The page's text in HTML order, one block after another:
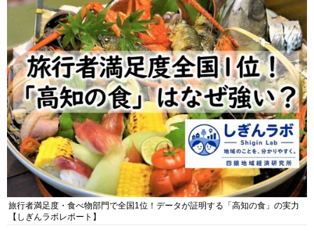
旅行者満足度・食べ物部門で全国1位！データが証明する「高知の食」の実力
【しぎんラボレポート】